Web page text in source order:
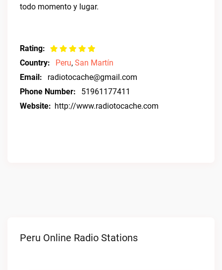
todo momento y lugar.
Rating:
Country:
Peru, San Martín
Email:
radiotocache@gmail.com
Phone Number:
51961177411
Website: http://www.radiotocache.com
Peru Online Radio Stations